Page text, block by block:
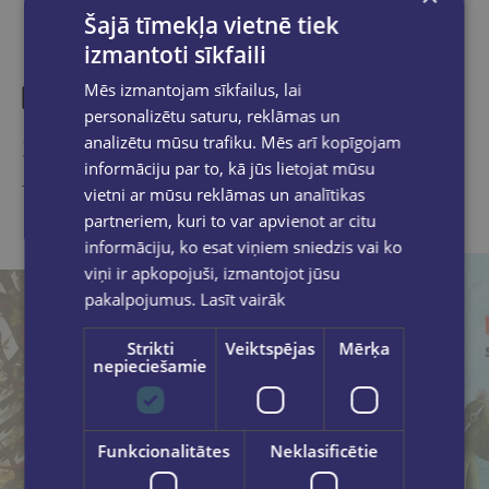
Similar products
Take a look
Šajā tīmekļa vietnē tiek
izmantoti sīkfaili
Mēs izmantojam sīkfailus, lai
personalizētu saturu, reklāmas un
analizētu mūsu trafiku. Mēs arī kopīgojam
informāciju par to, kā jūs lietojat mūsu
vietni ar mūsu reklāmas un analītikas
partneriem, kuri to var apvienot ar citu
informāciju, ko esat viņiem sniedzis vai ko
viņi ir apkopojuši, izmantojot jūsu
pakalpojumus. Lasīt vairāk
Strikti
nepieciešamie
Veiktspējas Mērķa
Funkcionalitātes Neklasificētie